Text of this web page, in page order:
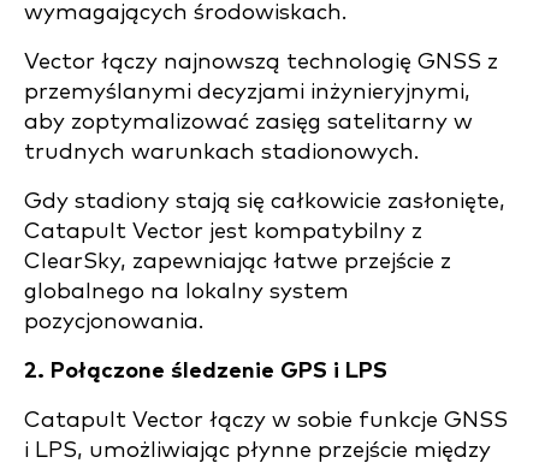
wymagających środowiskach.
Vector łączy najnowszą technologię GNSS z
przemyślanymi decyzjami inżynieryjnymi,
aby zoptymalizować zasięg satelitarny w
trudnych warunkach stadionowych.
Gdy stadiony stają się całkowicie zasłonięte,
Catapult Vector jest kompatybilny z
ClearSky, zapewniając łatwe przejście z
globalnego na lokalny system
pozycjonowania.
2. Połączone śledzenie GPS i LPS
Catapult Vector łączy w sobie funkcje GNSS
i LPS, umożliwiając płynne przejście między